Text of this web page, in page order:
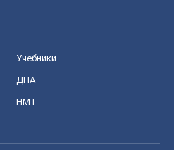
Учебники
ДПА
НМТ